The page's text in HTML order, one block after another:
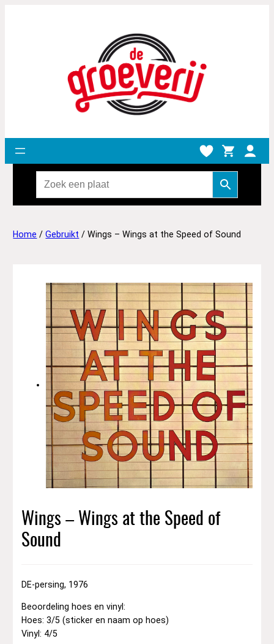
Home /Gebruikt / Wings – Wings at the Speed of Sound
Wings – Wings at the Speed of
Sound
DE-persing, 1976
Beoordeling hoes en vinyl:
Hoes: 3/5 (sticker en naam op hoes)
Vinyl: 4/5